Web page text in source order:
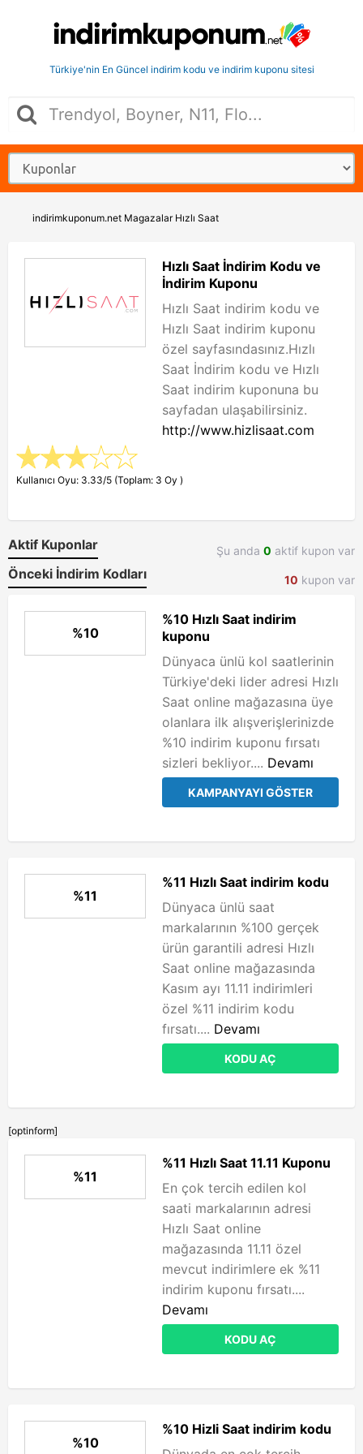
Türkiye'nin En Güncel indirim kodu ve indirim kuponu sitesi
indirimkuponum.net Magazalar Hızlı Saat
Hızlı Saat İndirim Kodu ve
İndirim Kuponu
Hızlı Saat indirim kodu ve
Hızlı Saat indirim kuponu
özel sayfasındasınız.Hızlı
Saat İndirim kodu ve Hızlı
Saat indirim kuponuna bu
sayfadan ulaşabilirsiniz.
http://www.hizlisaat.com
Kullanıcı Oyu: 3.33/5 (Toplam: 3 Oy )
Aktif Kuponlar Şu anda 0 aktif kupon var
Önceki İndirim Kodları 10 kupon var
%10
%10 Hızlı Saat indirim
kuponu
Dünyaca ünlü kol saatlerinin
Türkiye'deki lider adresi Hızlı
Saat online mağazasına üye
olanlara ilk alışverişlerinizde
%10 indirim kuponu fırsatı
sizleri bekliyor.... Devamı
KAMPANYAYI GÖSTER
%11
%11 Hızlı Saat indirim kodu
Dünyaca ünlü saat
markalarının %100 gerçek
ürün garantili adresi Hızlı
Saat online mağazasında
Kasım ayı 11.11 indirimleri
özel %11 indirim kodu
fırsatı.... Devamı
KODU AÇ
[optinform]
%11
%11 Hızlı Saat 11.11 Kuponu
En çok tercih edilen kol
saati markalarının adresi
Hızlı Saat online
mağazasında 11.11 özel
mevcut indirimlere ek %11
indirim kuponu fırsatı....
Devamı
KODU AÇ
%10
%10 Hizli Saat indirim kodu